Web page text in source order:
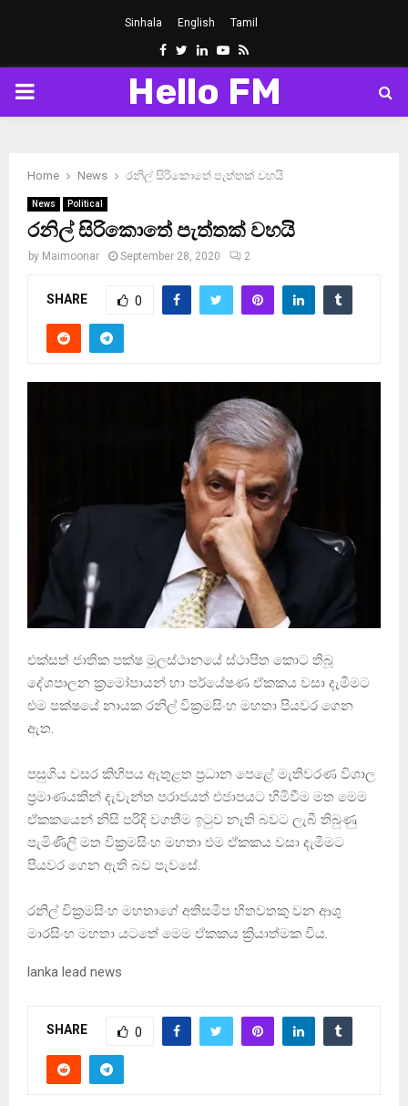
Sinhala English Tamil
Facebook
Twitter
LinkedinYoutube
Rss
PRIMARY
Hello FM
Home News රනිල් සිරිකොතේ පැත්තක් වහයි
News Political
රනිල් සිරිකොතේ පැත්තක් වහයි
by Maimoonar September 28, 2020 2
SHARE 0
එක්සත් ජාතික පක්ෂ මූලස්ථානයේ ස්ථාපිත කොට තිබූ
දේශපාලන ක්‍රමෝපායන් හා පර්යේෂණ ඒකකය වසා දැමීමට
එම පක්ෂයේ නායක රනිල් වික්‍රමසිංහ මහතා පියවර ගෙන
ඇත.
පසුගිය වසර කිහිපය ඇතුළත ප්‍රධාන පෙළේ මැතිවරණ විශාල
ප්‍රමාණයකින් දැවැන්ත පරාජයත් එජාපයට හිමිවීම මත මෙම
ඒකකයෙන් නිසි පරිදි වගතීම ඉටුව නැති බවට ලැබී තිබුණු
පැමිණිලි මත වික්‍රමසිංහ මහතා එම ඒකකය වසා දැමීමට
පියවර ගෙන ඇති බව පැවසේ.
රනිල් වික්‍රමසිංහ මහතාගේ අතිසමීප හිතවතකු වන ආශු
මාරසිංහ මහතා යටත‌ේ මෙම ඒකකය ක්‍රියාත්මක විය.
lanka lead news
SHARE 0